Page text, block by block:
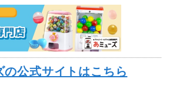
の公式サイトはこちら